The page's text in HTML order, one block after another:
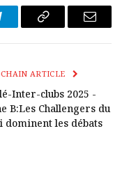
Copier
Lien
E-
ARTICLE
Inter-clubs 2025 -
B:Les Challengers du
dominent les débats